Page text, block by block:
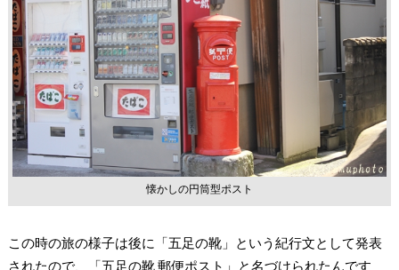
懐かしの円筒型ポスト
この時の旅の様子は後に「五足の靴」という紀行文として発表
されたので、「五足の靴 郵便ポスト」と名づけられたんです